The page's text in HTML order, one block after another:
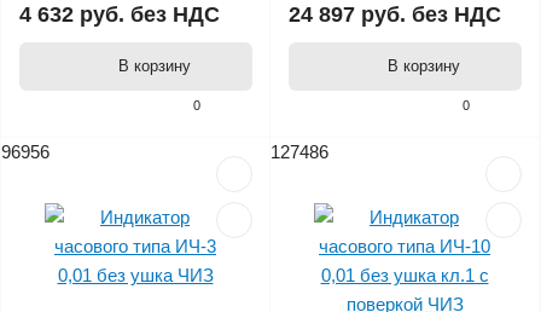
0
4 632 руб. без НДС
В корзину
0
24 897 руб. без НДС
В корзину
96956 127486